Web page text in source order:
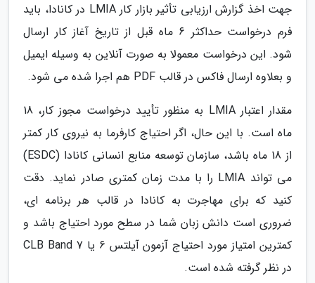
جهت اخذ گزارش ارزیابی تأثیر بازار کار LMIA در کانادا، باید
فرم درخواست حداکثر 6 ماه قبل از تاریخ آغاز کار ارسال
شود. این درخواست معمولا به صورت آنلاین به وسیله ایمیل
و بعلاوه ارسال فاکس در قالب PDF هم اجرا شده می شود.
مقدار اعتبار LMIA به منظور تأیید درخواست مجوز کار، 18
ماه است. با این حال، اگر احتیاج کارفرما به نیروی کار کمتر
از 18 ماه باشد، سازمان توسعه منابع انسانی کانادا (ESDC)
می تواند LMIA را با مدت زمان کمتری صادر نماید. دقت
کنید که برای مهاجرت به کانادا در قالب هر برنامه ای،
ضروری است دانش زبان شما در سطح مورد احتیاج باشد و
کمترین امتیاز مورد احتیاج آزمون آیلتس 6 یا CLB Band 7
در نظر گرفته شده است.